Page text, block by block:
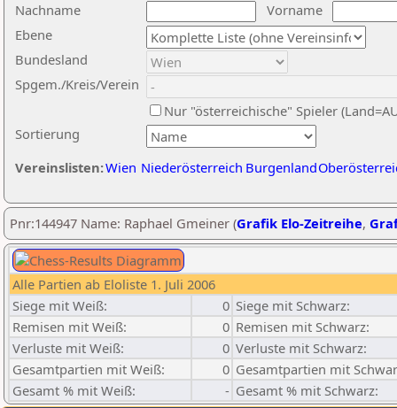
Nachname
Vorname
Ebene
Sortierung
Bundesland
Spgem./Kreis/Verein
Nur "österreichische" Spieler
Vereinslisten:Wien Niederösterreich Burgenland
Pnr:144947 Name: Raphael Gmeiner (Grafik Elo-Zeitreihe,
Alle Partien ab Eloliste 1. Juli 2006
Siege mit Weiß:
0 Siege mit Schwarz:
Remisen mit Weiß:
0 Remisen mit Schwarz:
Verluste mit Weiß:
0 Verluste mit Schwarz:
Gesamtpartien mit Weiß:
0 Gesamtpartien mit
Gesamt % mit Weiß:
- Gesamt % mit Schwarz: